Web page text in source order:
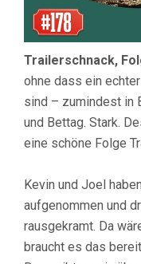
Trailerschnack,
ohne dass ein
sind – zumindest in
und Bettag. Stark.
eine schöne Folge
Kevin und Joel
aufgenommen und
rausgekramt. Da
braucht es das